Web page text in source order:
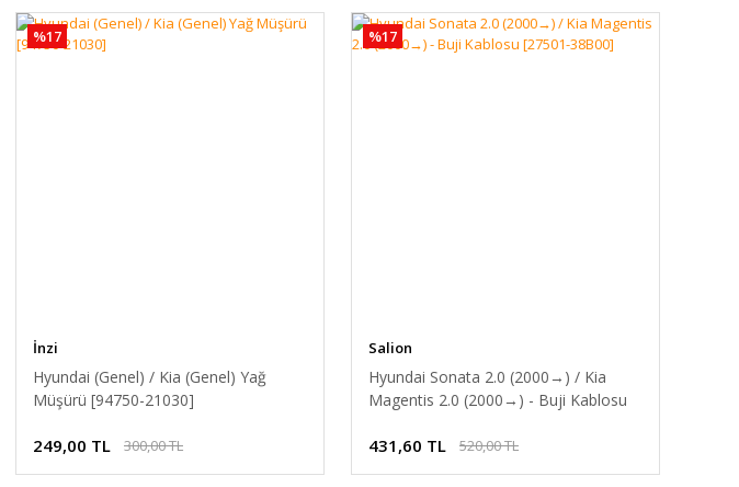
%17
İnzi
Hyundai (Genel) / Kia (Genel) Yağ
Müşürü [94750-21030]
249,00 TL 300,00 TL
%17
Salion
Hyundai Sonata 2.0 (2000 →) / Kia
Magentis 2.0 (2000 →) - Buji Kablosu
431,60 TL 520,00 TL